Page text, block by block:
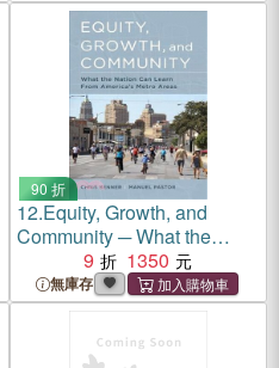
90 折
12.Equity, Growth, and
Community ─ What the
Nation Can Learn from
America's Metro Areas
9 1350
無庫存